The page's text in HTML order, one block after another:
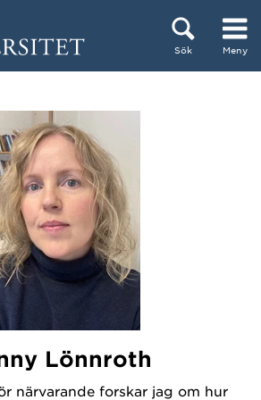
Sök Meny
Lönnroth
närvarande forskar jag om hur